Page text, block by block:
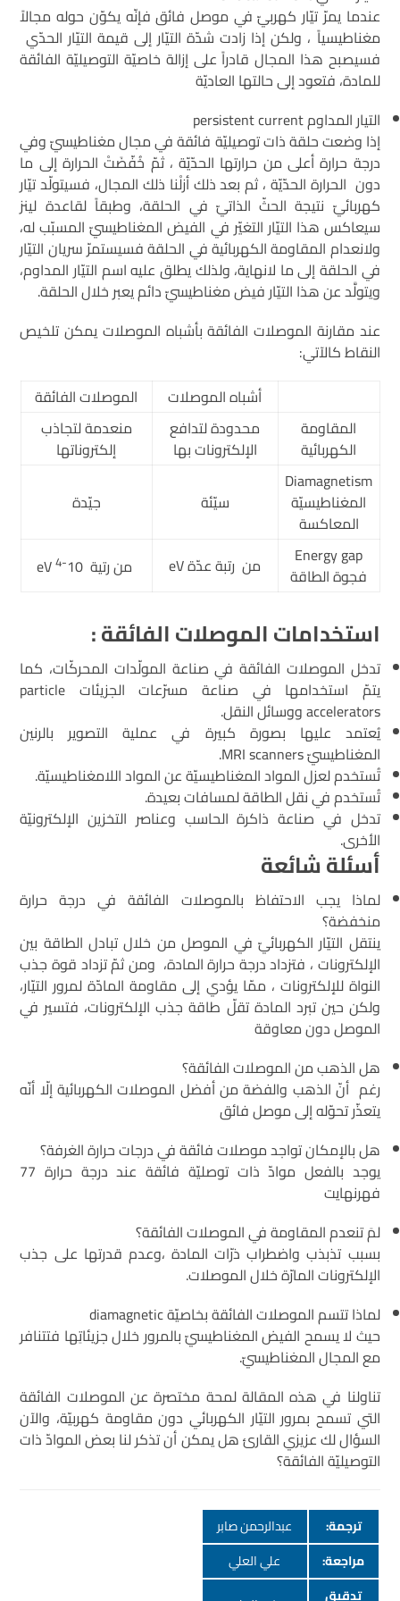
عندما يمرّ تيّار كهربيّ في موصل فائق فإنّه يكوّن حوله مجالاً
مغناطيسياً ، ولكن إذا زادت شدّة التيّار إلى قيمة التيّار الحدّي
فسيصبح هذا المجال قادراً على إزالة خاصيّة التوصيليّة الفائقة
للمادة، فتعود إلى حالتها العاديّة
التيار المداوم persistent current
إذا وضعت حلقة ذات توصيليّة فائقة في مجال مغناطيسيّ وفي
درجة حرارة أعلى من حرارتها الحدّيّة ، ثمّ خُفّضَتْ الحرارة إلى ما
دون الحرارة الحدّيّة ، ثم بعد ذلك أزلْنا ذلك المجال، فسيتولّد تيّار
كهربائيّ نتيجة الحثّ الذاتيّ في الحلقة، وطبقاً لقاعدة لينز
سيعاكس هذا التيّار التغيّر في الفيض المغناطيسيّ المسبّب له،
ولانعدام المقاومة الكهربائية في الحلقة فسيستمرّ سريان التيّار
في الحلقة إلى ما لانهاية، ولذلك يطلق عليه اسم التيّار المداوم،
ويتولَّد عن هذا التيّار فيض مغناطيسيّ دائم يعبر خلال الحلقة.
عند مقارنة الموصلات الفائقة بأشباه الموصلات يمكن تلخيص
النقاط كالآتي:
أشباه الموصلات
الموصلات الفائقة
المقاومة
الكهربائية
محدودة لتدافع
الإلكترونات بها
منعدمة لتجاذب
إلكتروناتها
Diamagnetism
المغناطيسيّة
المعاكسة
سيّئة
جيّدة
Energy gap
فجوة الطاقة
من رتبة عدّة eV من رتية 10 -4
eV
استخدامات الموصلات الفائقة:
تدخل الموصلات الفائقة في صناعة المولّدات المحركّات، كما
يتمّ استخدامها في صناعة مسرّعات الجزيئات particle
accelerators ووسائل النقل.
يُعتمد عليها بصورة كبيرة في عملية التصوير بالرنين
المغناطيسيّ MRI scanners.
تُستخدم لعزل المواد المغناطيسيّة عن المواد اللامغناطيسيّة.
تُستخدم في نقل الطاقة لمسافات بعيدة.
تدخل في صناعة ذاكرة الحاسب وعناصر التخزين الإلكترونيّة
الأخرى.
أسئلة شائعة
لماذا يجب الاحتفاظ بالموصلات الفائقة في درجة حرارة
منخفضة؟
ينتقل التيّار الكهربائيّ في الموصل من خلال تبادل الطاقة بين
الإلكترونات ، فتزداد درجة حرارة المادة، ومن ثمّ تزداد قوة جذب
النواة للإلكترونات ، ممّا يؤدي إلى مقاومة المادّة لمرور التيّار،
ولكن حين تبرد المادة تقلّ طاقة جذب الإلكترونات، فتسير في
الموصل دون معاوقة
هل الذهب من الموصلات الفائقة؟
رغم أنّ الذهب والفضة من أفضل الموصلات الكهربائية إلّا أنّه
يتعذّر تحوّله إلى موصل فائق
هل بالإمكان تواجد موصلات فائقة في درجات حرارة الغرفة؟
يوجد بالفعل موادّ ذات توصليّة فائقة عند درجة حرارة 77
فهرنهايت
لمَ تنعدم المقاومة في الموصلات الفائقة؟
بسبب تذبذب واضطراب ذرّات المادة ،وعدم قدرتها على جذب
الإلكترونات المارّة خلال الموصلات.
لماذا تتسم الموصلات الفائقة بخاصيّة diamagnetic
حيث لا يسمح الفيض المغناطيسيّ بالمرور خلال جزيئاتِها فتتنافر
مع المجال المغناطيسيّ.
تناولنا في هذه المقالة لمحة مختصرة عن الموصلات الفائقة
التي تسمح بمرور التيّار الكهربائي دون مقاومة كهربيّة، والآن
السؤال لك عزيزي القارئ هل يمكن أن تذكر لنا بعض الموادّ ذات
التوصيليّة الفائقة؟
ترجمة:
عبدالرحمن صابر
مراجعة:
علي العلي
تدقيق